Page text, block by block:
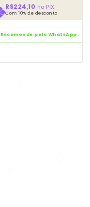
R$224,10 no PIX
Com 10% de desconto
Encomende pelo WhatsApp